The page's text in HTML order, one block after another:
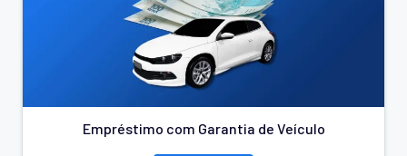
Empréstimo com Garantia de Veículo